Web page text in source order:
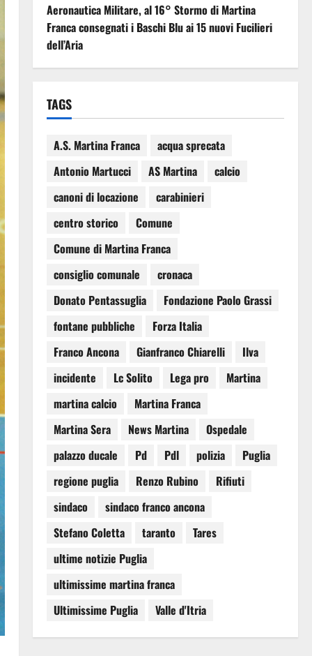
Aeronautica Militare, al 16° Stormo di Martina
Franca consegnati i Baschi Blu ai 15 nuovi Fucilieri
dell’Aria
TAGS
A.S. Martina Franca
acqua sprecata
Antonio Martucci
AS Martina
calcio
canoni di locazione
carabinieri
centro storico
Comune
Comune di Martina Franca
consiglio comunale
cronaca
Donato Pentassuglia
Fondazione Paolo Grassi
fontane pubbliche
Forza Italia
Franco Ancona
Gianfranco Chiarelli
Ilva
incidente
Lc Solito Lega pro
Martina
martina calcio
Martina Franca
Martina Sera
News Martina
Ospedale
palazzo ducale
Pd Pdl polizia
Puglia
regione puglia
Renzo Rubino
Rifiuti
sindaco
sindaco franco ancona
Stefano Coletta
taranto
Tares
ultime notizie Puglia
ultimissime martina franca
Ultimissime Puglia
Valle d'Itria